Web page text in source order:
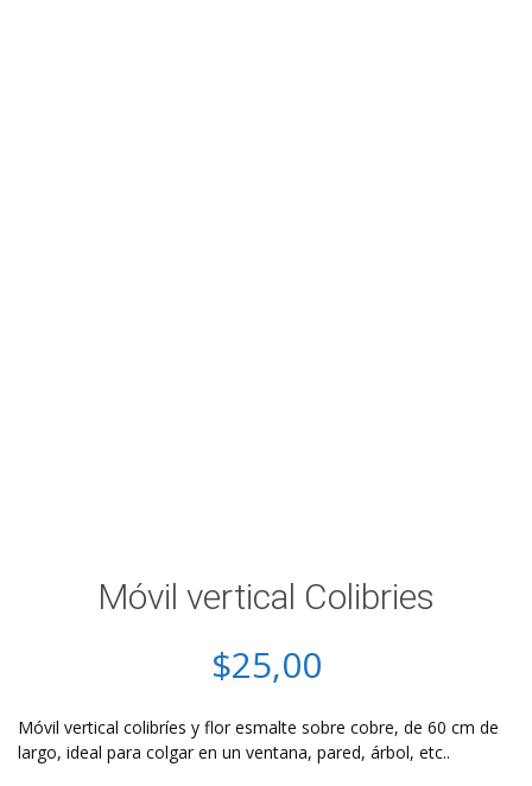
Móvil vertical Colibries
$25,00
Móvil vertical colibríes y flor esmalte sobre cobre, de 60 cm de
largo, ideal para colgar en un ventana, pared, árbol, etc..